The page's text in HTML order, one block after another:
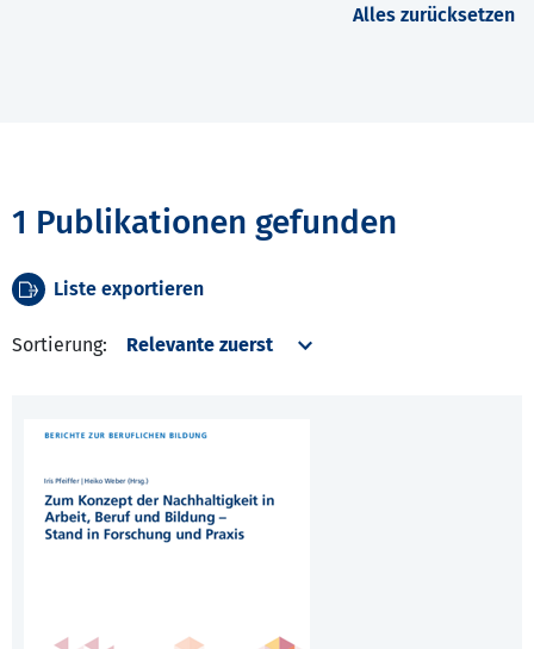
Alles zurücksetzen
1 Publikationen gefunden
Liste exportieren
Sortierung: